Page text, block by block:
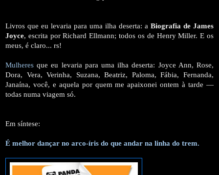
Livros que eu levaria para uma ilha deserta: a Biografia de James
Joyce, escrita por Richard Ellmann; todos os de Henry Miller. E os
meus, é claro... rs!
Mulheres que eu levaria para uma ilha deserta: Joyce Ann, Rose,
Dora, Vera, Verinha, Suzana, Beatriz, Paloma, Fábia, Fernanda,
Janaína, você, e aquela por quem me apaixonei ontem à tarde —
todas numa viagem só.
Em síntese:
É melhor dançar no arco-íris do que andar na linha do trem.